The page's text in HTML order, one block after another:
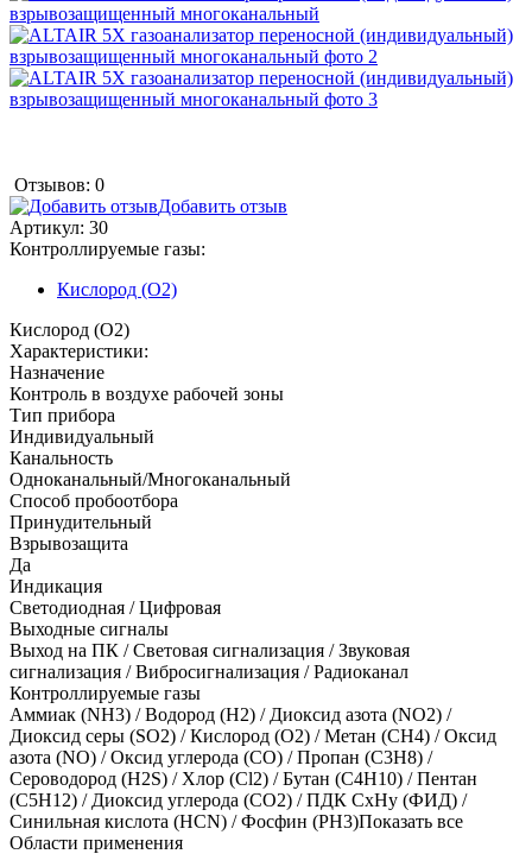
Отзывов: 0
Добавить отзыв
Артикул: 30
Контроллируемые газы:
Кислород (O2)
Кислород (O2)
Характеристики:
Назначение
Контроль в воздухе рабочей зоны
Тип прибора
Индивидуальный
Канальность
Одноканальный/Многоканальный
Способ пробоотбора
Принудительный
Взрывозащита
Да
Индикация
Светодиодная / Цифровая
Выходные сигналы
Выход на ПК / Световая сигнализация / Звуковая
сигнализация / Вибросигнализация / Радиоканал
Контроллируемые газы
Аммиак (NH3) /Водород (H2) / Диоксид азота (NO2) /
Диоксид серы (SO2) /Кислород (O2) /Метан (CH4) /Оксид
азота (NO) /Оксид углерода (CO) /Пропан (C3H8) /
Сероводород (H2S) / Хлор (Cl2) /Бутан (C4H10) /Пентан
(C5H12) / Диоксид углерода (CO2) /ПДК СхНу (ФИД) /
Синильная кислота (HCN) /Фосфин (PH3)Показать все
Области применения